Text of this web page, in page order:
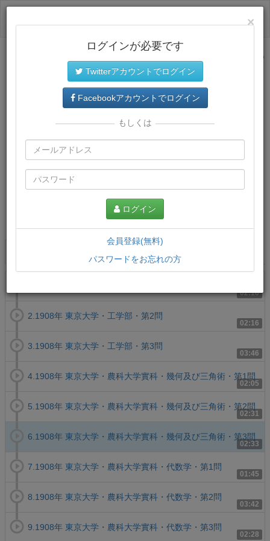
サイトトップに戻る
02:16
02:16
2.1908年 東京大学・工学部・第2問
03:46
3.1908年 東京大学・工学部・第3問
02:05
4.1908年 東京大学・農科大学實科・幾何及び三角術・第1問
02:31
5.1908年 東京大学・農科大学實科・幾何及び三角術・第2問
02:33
6.1908年 東京大学・農科大学實科・幾何及び三角術・第3問
01:45
7.1908年 東京大学・農科大学實科・代数学・第1問
03:42
8.1908年 東京大学・農科大学實科・代数学・第2問
02:28
9.1908年 東京大学・農科大学實科・代数学・第3問
×
ログインが必要です
Twitterアカウントでログイン
Facebookアカウントでログイン
もしくは
ログイン
会員登録(無料)
パスワードをお忘れの方